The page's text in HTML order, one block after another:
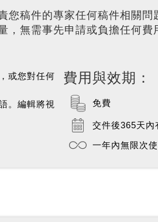
您稿件的專家任何稿件相關
，無需事先申請或負擔任何費
或您對任何
。編輯將視
費用與效期：
免費
交件後365天內
一年內無限次